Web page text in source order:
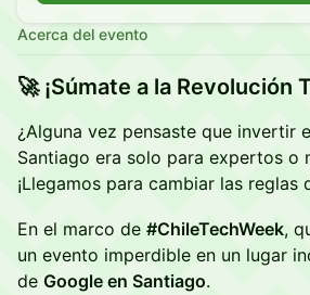
Acerca del evento
🚀 ¡Súmate a la Revolución
¿Alguna vez pensaste que invertir
Santiago era solo para expertos o
¡Llegamos para cambiar las reglas
En el marco de #ChileTechWeek,
un evento imperdible en un lugar
de Google en Santiago.